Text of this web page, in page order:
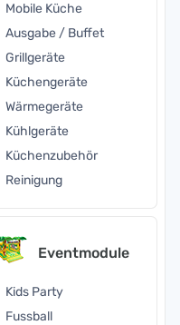
Mobile Küche
Ausgabe / Buffet
Grillgeräte
Küchengeräte
Wärmegeräte
Kühlgeräte
Küchenzubehör
Reinigung
Eventmodule
Kids Party
Fussball